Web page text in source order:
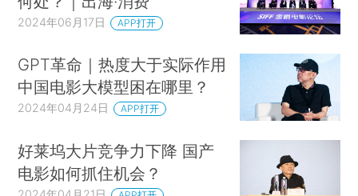
2024年06月17日 APP打开
GPT革命｜热度大于实际作用
中国电影大模型困在哪里？
2024年04月24日 APP打开
好莱坞大片竞争力下降 国产
电影如何抓住机会？